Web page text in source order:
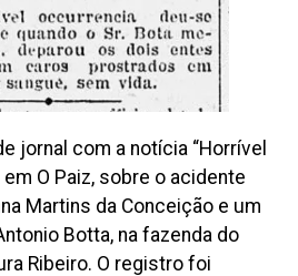
jornal com a notícia “Horrível
O Paiz, sobre o acidente
Martins da Conceição e um
Botta, na fazenda do
Ribeiro. O registro foi